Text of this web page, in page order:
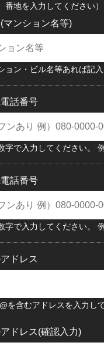
番地を入力してください）
マンション名等)
ョン・ビル名等あれば記
話番号
字で入力してください。
話番号
字で入力してください。
ドレス
@を含むアドレスを入力し
アドレス(確認入力)